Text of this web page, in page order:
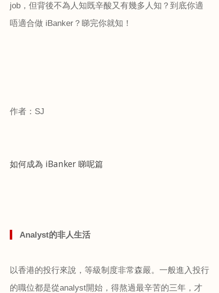
job ，但背後不為人知既辛酸又有幾多人知？到底你適
唔適合做 iBanker ？睇完你就知！
作者： SJ
如何成為 iBanker 睇呢篇
Analyst的非人生活
以香港的投行來說，等級制度非常森嚴。一般進入投行
的職位都是從analyst開始，得熬過最辛苦的三年，才